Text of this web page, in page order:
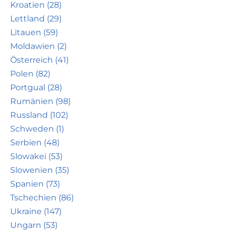
Kroatien (28)
Lettland (29)
Litauen (59)
Moldawien (2)
Österreich (41)
Polen (82)
Portgual (28)
Rumänien (98)
Russland (102)
Schweden (1)
Serbien (48)
Slowakei (53)
Slowenien (35)
Spanien (73)
Tschechien (86)
Ukraine (147)
Ungarn (53)